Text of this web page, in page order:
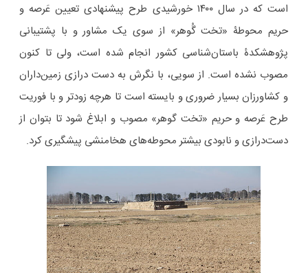
است که در سال ۱۴۰۰ خورشیدی طرح پیشنهادی تعیین عَرصه و
حریم محوطۀ «تخت گُوهر» از سوی یک مشاور و با پشتیبانی
پژوهشکدۀ باستان‌شناسی کشور انجام شده است، ولی تا کنون
مصوب نشده است. از سویی، با نگرش به دست درازی زمین‌داران
و کشاورزان بسیار ضروری و بایسته است تا هرچه زودتر و با فوریت
طرح عَرصه و حریم «تخت گوهر» مصوب و ابلاغ شود تا بتوان از
دست‌درازی و نابودی بیشتر محوطه‌های هخامنشی پیشگیری کرد.